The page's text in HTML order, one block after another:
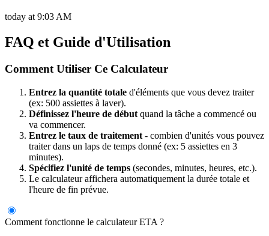
today at 9:03 AM
FAQ et Guide d'Utilisation
Comment Utiliser Ce Calculateur
Entrez la quantité totale d'éléments que vous devez traiter
(ex: 500 assiettes à laver).
Définissez l'heure de début quand la tâche a commencé ou
va commencer.
Entrez le taux de traitement - combien d'unités vous pouvez
traiter dans un laps de temps donné (ex: 5 assiettes en 3
minutes).
Spécifiez l'unité de temps (secondes, minutes, heures, etc.).
Le calculateur affichera automatiquement la durée totale et
l'heure de fin prévue.
Comment fonctionne le calculateur ETA ?